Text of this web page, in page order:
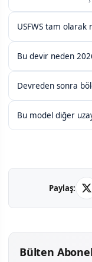
USFWS tam
Bu devir neden
Devreden sonra
Bu model diğer
Paylaş:
Bülten